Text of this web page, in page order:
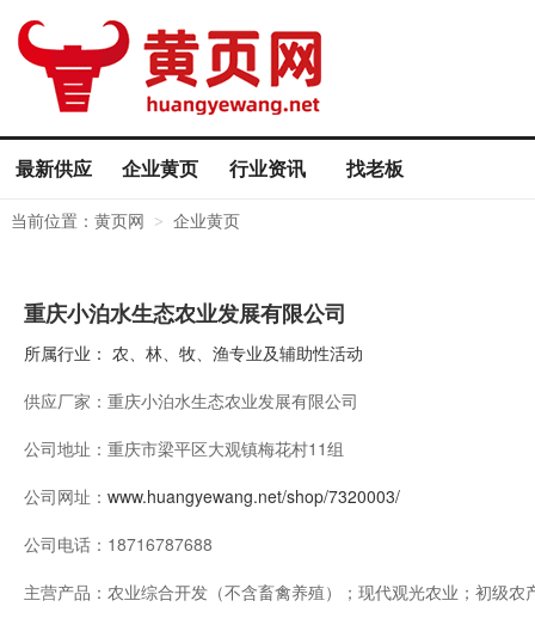
最新供应 企业黄页 行业资讯 找老板
当前位置： 黄页网 > 企业黄页
重庆小泊水生态农业发展有限公司
所属行业： 农、林、牧、渔专业及辅助性活动
供应厂家： 重庆小泊水生态农业发展有限公司
公司地址： 重庆市梁平区大观镇梅花村11组
公司网址： www.huangyewang.net/shop/7320003/
公司电话： 18716787688
主营产品： 农业综合开发（不含畜禽养殖）；现代观光农业；初级